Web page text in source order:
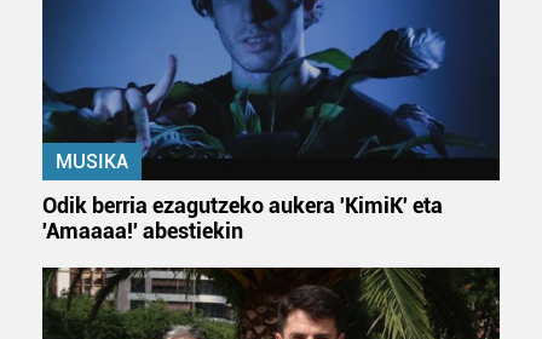
MUSIKA
Odik berria ezagutzeko aukera 'KimiK' eta
'Amaaaa!' abestiekin